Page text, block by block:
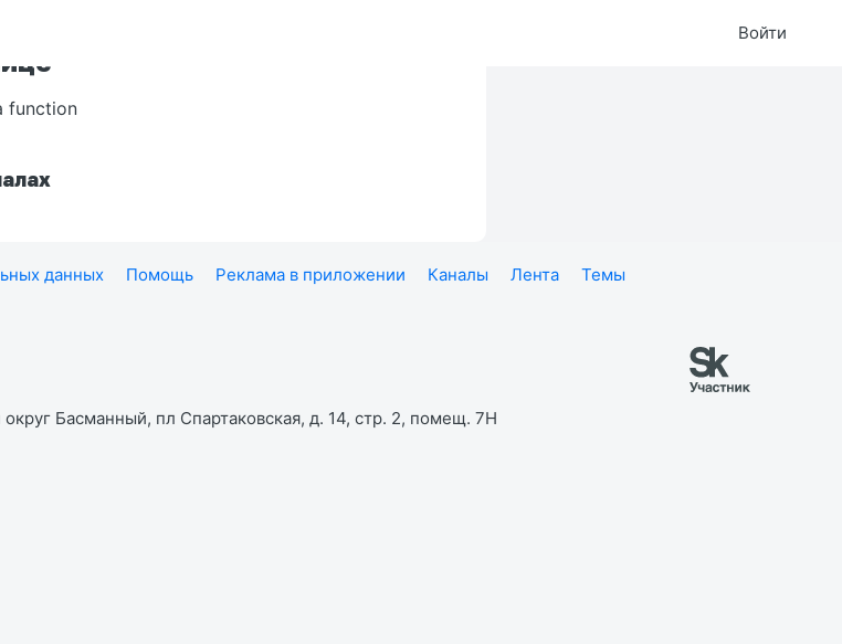
Войти
function
данных Помощь Реклама в приложении Каналы Лента
Темы
Басманный, пл Спартаковская, д. 14, стр. 2, помещ. 7Н